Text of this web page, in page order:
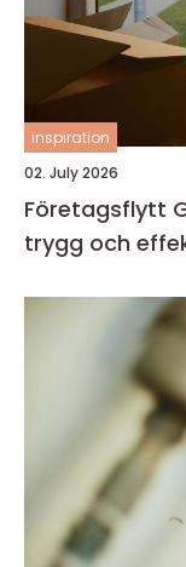
inspiration
02. July 2026
Företagsflytt
trygg och